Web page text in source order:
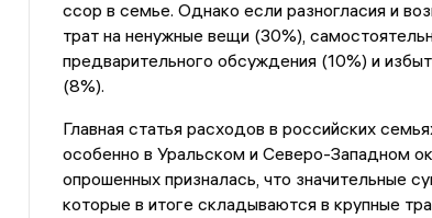
ссор в семье. Однако если разногласия и
трат на ненужные вещи (30%),
предварительного обсуждения (10%) и
(8%).
Главная статья расходов в российских
особенно в Уральском и Северо-Западном
опрошенных призналась, что значительные
которые в итоге складываются в крупные